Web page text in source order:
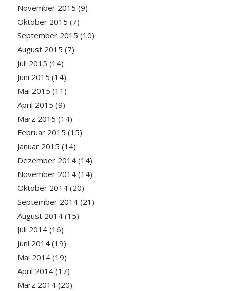
November 2015 (9)
Oktober 2015 (7)
September 2015 (10)
August 2015 (7)
Juli 2015 (14)
Juni 2015 (14)
Mai 2015 (11)
April 2015 (9)
März 2015 (14)
Februar 2015 (15)
Januar 2015 (14)
Dezember 2014(14)
November 2014(14)
Oktober 2014(20)
September 2014(21)
August 2014(15)
Juli 2014(16)
Juni 2014(19)
Mai 2014(19)
April 2014(17)
März 2014(20)